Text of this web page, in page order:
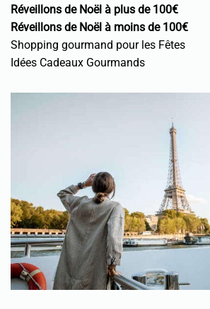
Réveillons de Noël à plus de 100€
Réveillons de Noël à moins de 100€
Shopping gourmand pour les Fêtes
Idées Cadeaux Gourmands